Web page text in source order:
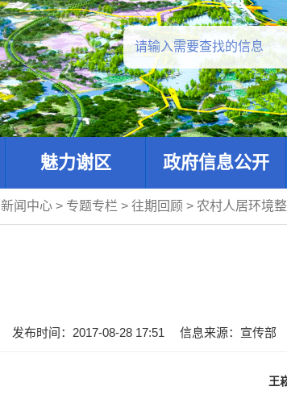
魅力谢区 政府信息公开
新闻中心 > 专题专栏 > 往期回顾 > 农村人居环境
发布时间：2017-08-28 17:51 信息来源：宣传部
王